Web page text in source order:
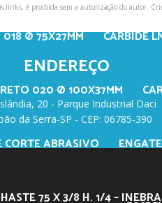
018 Ø 75X27MM CARBIDE
020 Ø 100X37MM
CORTE ABRASIVO
75 X 3/8 H. 1/4 –
é proibida sem a autorização do autor.
ENDEREÇO
20 - Parque Industrial Daci
da Serra-SP - CEP: 06785-390